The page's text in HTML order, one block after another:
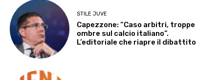
STILE JUVE
Capezzone: “Caso arbitri, troppe
ombre sul calcio italiano”.
L’editoriale che riapre il dibattito